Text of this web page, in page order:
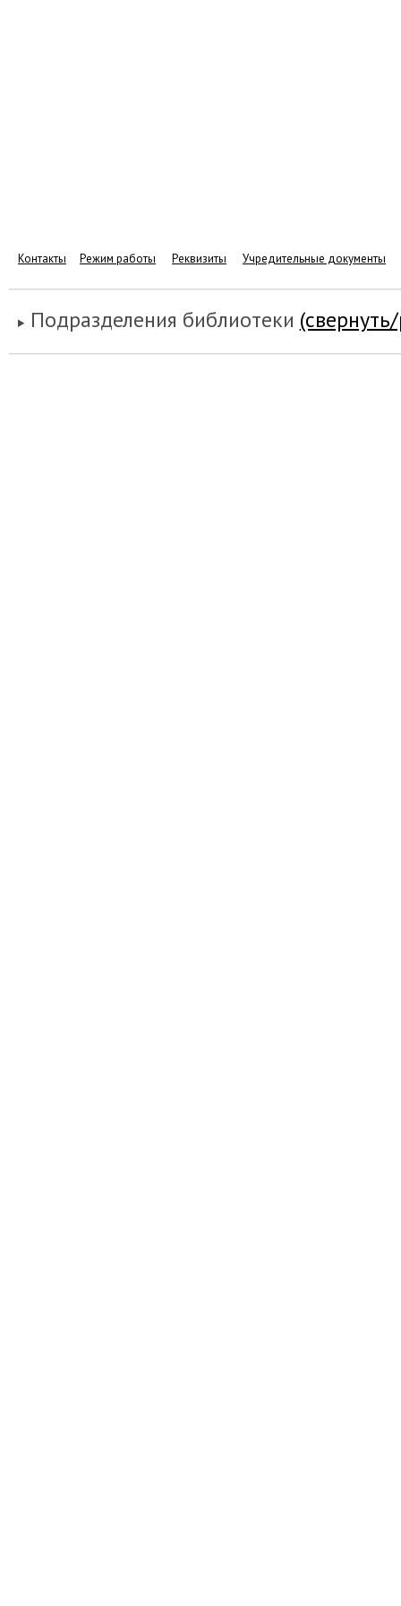
Контакты Режим работы Реквизиты Учредительные документы
Подразделения библиотеки